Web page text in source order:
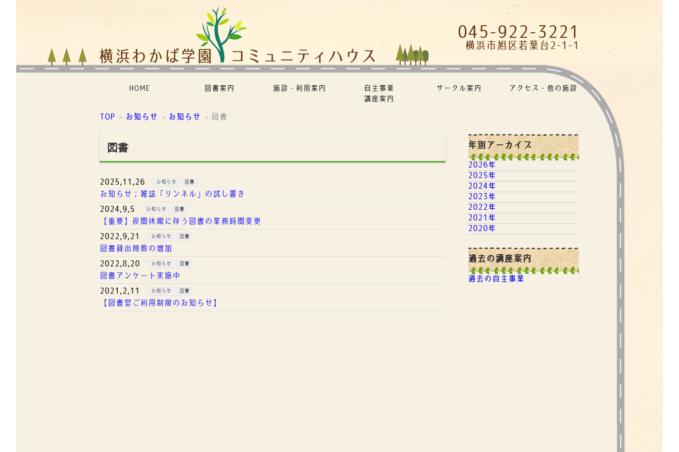
045-922-3221
横浜市旭区若葉台2-1-1
HOME 図書案内 施設・利用案内
自主事業
講座案内
サークル案内 アクセス・他の施設リンク
TOP > お知らせ > お知らせ > 図書
図書
2025,11,26 お知らせ 図書
お知らせ；雑誌「リンネル」の試し置き
2024,9,5
お知らせ 図書
【重要】夜間休館に伴う図書の業務時間変更
2022,9,21
お知らせ 図書
図書貸出冊数の増加
2022,8,20
お知らせ 図書
図書アンケート実施中
2021,2,11
お知らせ 図書
【図書室ご利用制限のお知らせ】
年別アーカイブ
2026年
2025年
2024年
2023年
2022年
2021年
2020年
過去の講座案内
過去の自主事業